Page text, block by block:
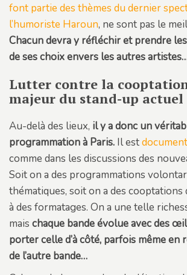
font partie des thèmes du dernier
l’humoriste Haroun, ne sont pas le
Chacun devra y réfléchir et prendre
de ses choix envers les autres
Lutter contre la
majeur du stand-up actuel
Au-delà des lieux, il y a donc un
programmation à Paris. Il est
comme dans les discussions des
Soit on a des programmations
thématiques, soit on a des
à des formatages. On a une telle
mais chaque bande évolue avec des
porter celle d’à côté, parfois même en
de l’autre bande…